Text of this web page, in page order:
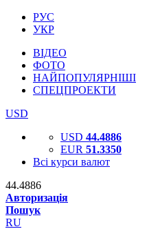
РУС
УКР
ВІДЕО
ФОТО
НАЙПОПУЛЯРНІШІ
СПЕЦПРОЕКТИ
USD
USD 44.4886
EUR 51.3350
Всі курси валют
44.4886
Авторизація
Пошук
RU